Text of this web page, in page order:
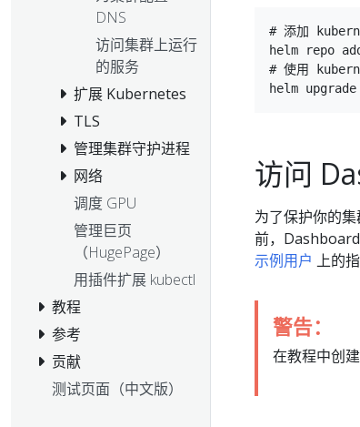
DNS
访问集群上运行
的服务
扩展 Kubernetes
TLS
管理集群守护进程
网络
调度 GPU
管理巨页
（HugePage）
用插件扩展 kubectl
教程
参考
贡献
测试页面（中文版）
# 添加
helm repo
# 使用
访问
为了保护你的
前，
示例用户 上的
警告：
在教程中创